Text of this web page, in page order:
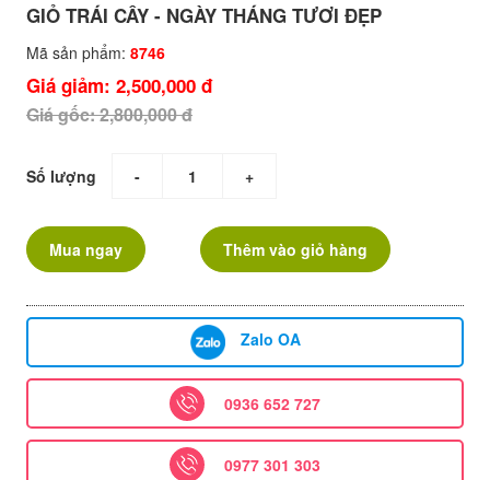
GIỎ TRÁI CÂY - NGÀY THÁNG TƯƠI ĐẸP
Mã sản phẩm: 8746
Giá giảm: 2,500,000 đ
Giá gốc: 2,800,000 đ
Số lượng - +
Mua ngay Thêm vào giỏ hàng
Zalo OA
0936 652 727
0977 301 303